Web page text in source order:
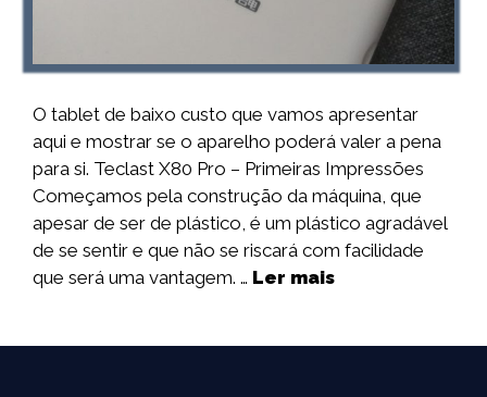
O tablet de baixo custo que vamos apresentar
aqui e mostrar se o aparelho poderá valer a pena
para si. Teclast X80 Pro – Primeiras Impressões
Começamos pela construção da máquina, que
apesar de ser de plástico, é um plástico agradável
de se sentir e que não se riscará com facilidade
que será uma vantagem. … Ler mais